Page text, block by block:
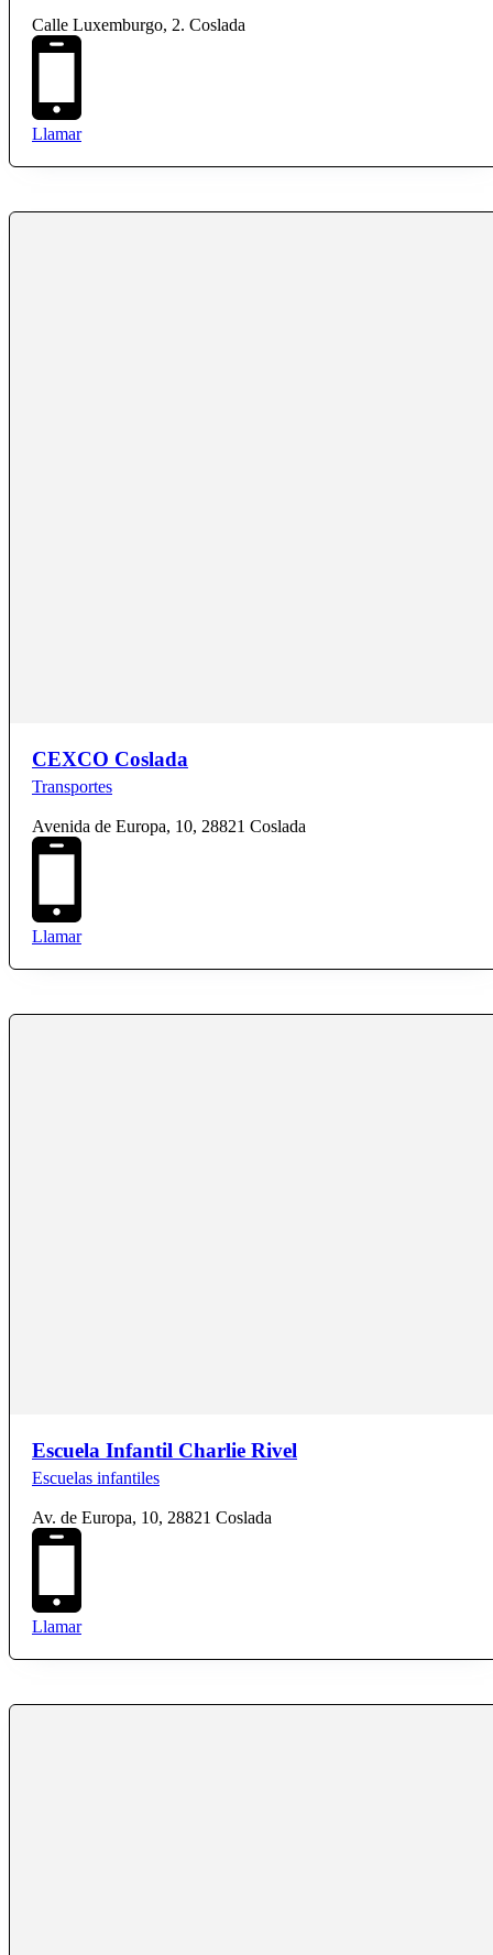
Calle Luxemburgo, 2. Coslada
Llamar
CEXCO Coslada
Transportes
Avenida de Europa, 10, 28821 Coslada
Llamar
Escuela Infantil Charlie Rivel
Escuelas infantiles
Av. de Europa, 10, 28821 Coslada
Llamar